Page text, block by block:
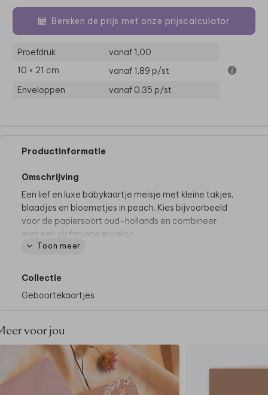
Bereken de prijs met onze prijscalculator
Proefdruk
vanaf 1,00
10 × 21 cm
vanaf 1,89 p/st
Enveloppen
vanaf 0,35 p/st
Productinformatie
Omschrijving
Een lief en luxe babykaartje meisje met kleine takjes,
blaadjes en bloemetjes in peach. Kies bijvoorbeeld
voor de papiersoort oud-hollands en combineer
met een olijfgroene envelop.
NIET standaard houten elementjes geleverd.
deze is ter voorbeeld. Op die plek kun je straks zelf
besteloverzicht van de proefdruk een
voorbeeldsetje met houten elementjes (€1,95). De
zakjes voor de eindbestelling (€6,25 per 25 houten
elementjes) bestel jehier
Toon meer
Collectie
Geboortekaartjes
voor jou